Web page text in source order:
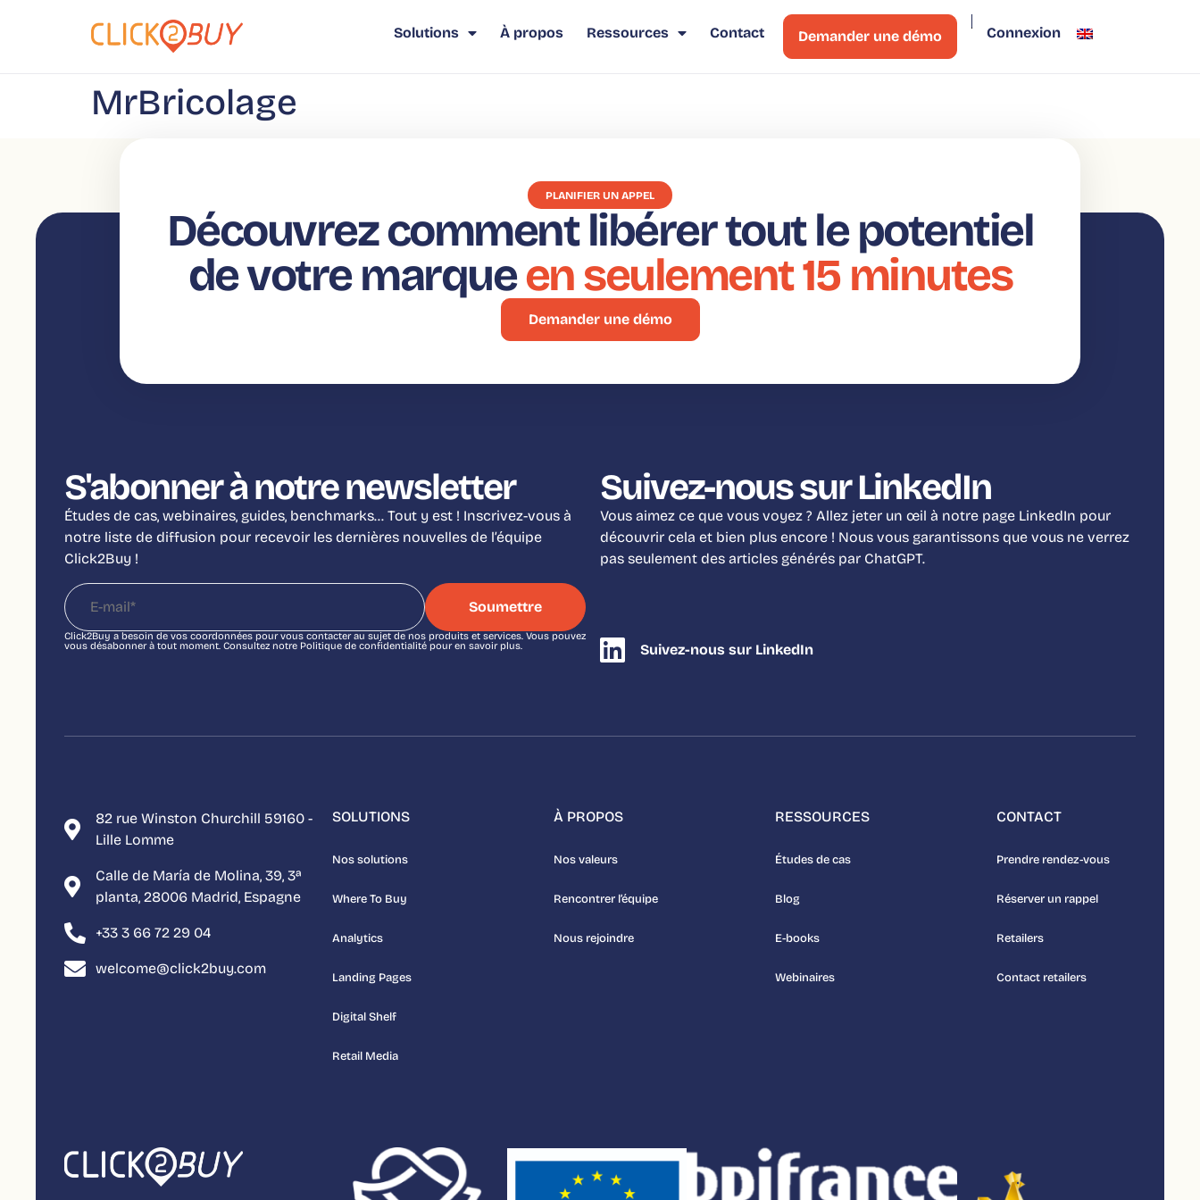
Solutions À propos Ressources Contact Demander une démo Connexion
MrBricolage
PLANIFIER UN APPEL
Découvrez comment libérer tout le potentiel
de votre marqueen seulement 15 minutes
Demander une démo
S'abonner à notre newsletter
Études de cas, webinaires, guides, benchmarks… Tout y est ! Inscrivez-vous à
notre liste de diffusion pour recevoir les dernières nouvelles de l’équipe
Click2Buy !
Click2Buy a besoin de vos coordonnées pour vous contacter au sujet de nos produits et services. Vous pouvez
vous désabonner à tout moment. Consultez notre Politique de confidentialité pour en savoir plus.
Suivez-nous sur LinkedIn
Vous aimez ce que vous voyez ? Allez jeter un œil à notre page LinkedIn pour
découvrir cela et bien plus encore ! Nous vous garantissons que vous ne verrez
pas seulement des articles générés par ChatGPT.
Suivez-nous sur LinkedIn
82 rue Winston Churchill 59160 -
Lille Lomme
Calle de María de Molina, 39, 3ª
planta, 28006 Madrid, Espagne
+33 3 66 72 29 04
welcome@click2buy.com
SOLUTIONS
Nos solutions
Where To Buy
Analytics
Landing Pages
Digital Shelf
Retail Media
À PROPOS
Nos valeurs
Rencontrer l’équipe
Nous rejoindre
RESSOURCES
Études de cas
Blog
E-books
Webinaires
CONTACT
Prendre rendez-vous
Réserver un rappel
Retailers
Contact retailers